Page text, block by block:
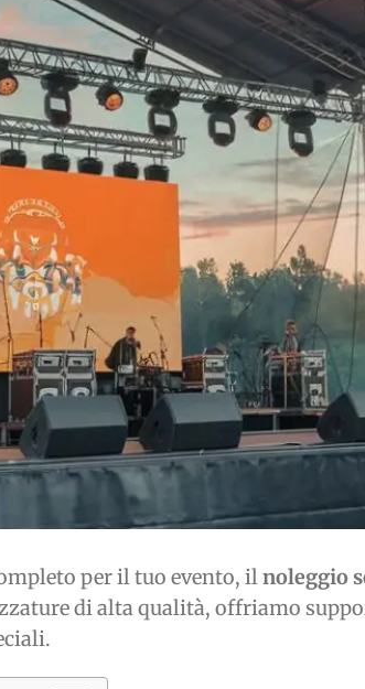
per il tuo evento, ilnoleggio
di alta qualità, offriamo